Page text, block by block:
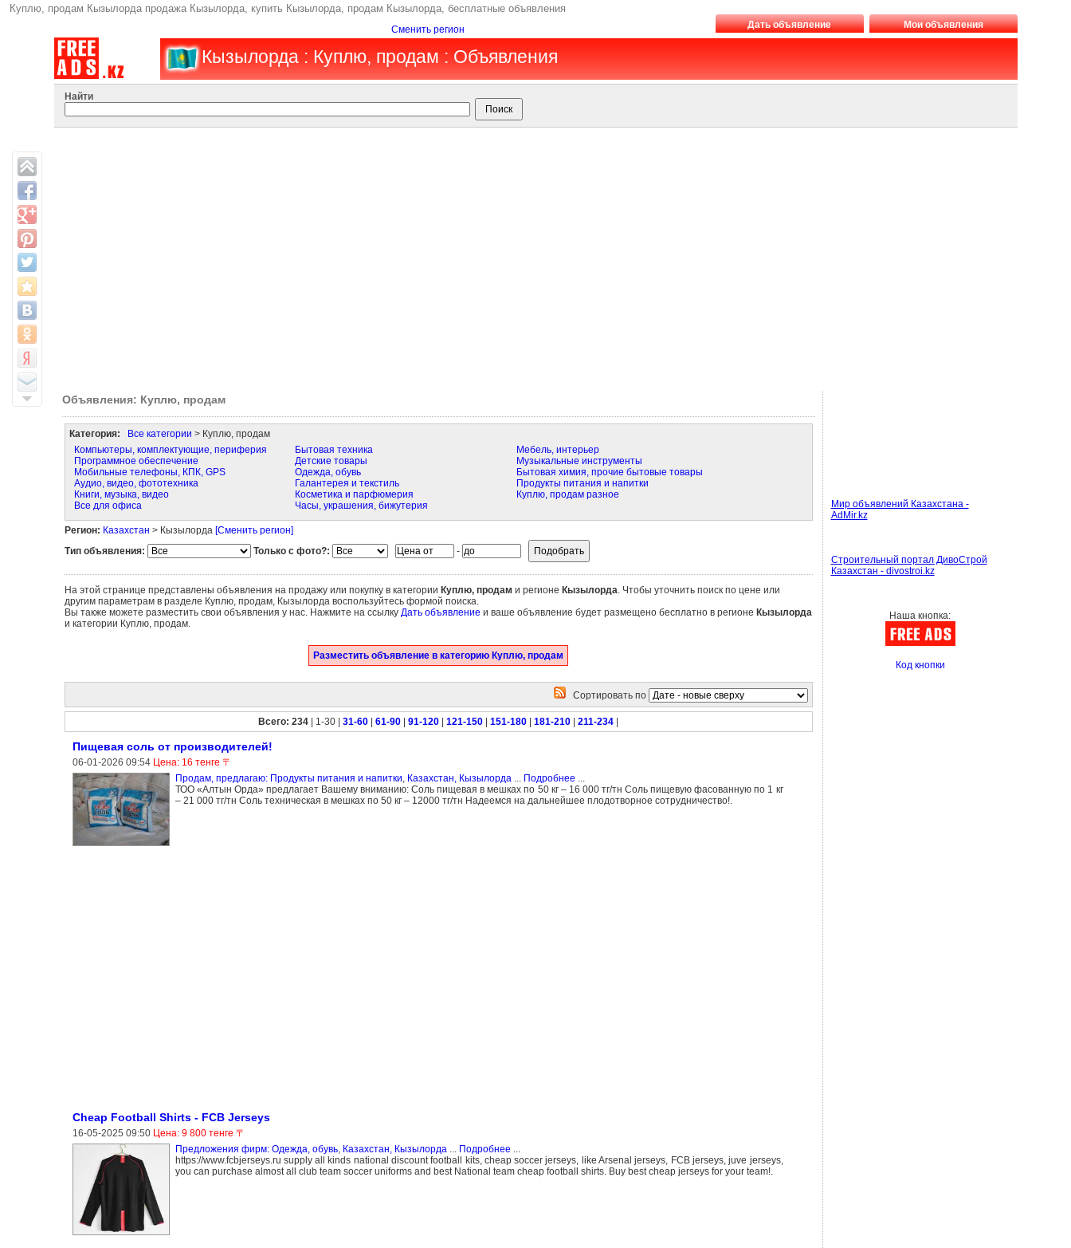
Куплю, продам Кызылорда продажа Кызылорда, купить Кызылорда, продам Кызылорда, бесплатные объявления
Сменить регион Дать объявление Мои объявления
Кызылорда : Куплю, продам : Объявления
Найти
Объявления: Куплю, продам
Категория: Все категории > Куплю, продам
Компьютеры, комплектующие, периферия
Программное обеспечение
Мобильные телефоны, КПК, GPS
Аудио, видео, фототехника
Книги, музыка, видео
Все для офиса
Бытовая техника
Детские товары
Одежда, обувь
Галантерея и текстиль
Косметика и парфюмерия
Часы, украшения, бижутерия
Мебель, интерьер
Музыкальные инструменты
Бытовая химия, прочие бытовые товары
Продукты питания и напитки
Куплю, продам разное
Регион: Казахстан > Кызылорда [Сменить регион]
Тип объявления:
Только с фото?: -
На этой странице представлены объявления на продажу или покупку в категории Куплю, продам и регионе Кызылорда. Чтобы уточнить поиск по цене или
другим параметрам в разделе Куплю, продам, Кызылорда воспользуйтесь формой поиска.
Вы также можете разместить свои объявления у нас. Нажмите на ссылку Дать объявление и ваше объявление будет размещено бесплатно в регионе Кызылорда
и категории Куплю, продам.
Разместить объявление в категорию Куплю, продам
Сортировать по
Всего: 234 | 1-30 | 31-60 61-90 91-120 121-150 151-180 181-210 211-234
Пищевая соль от производителей!
06-01-2026 09:54 Цена: 16 тенге 〒
Продам, предлагаю: Продукты питания и напитки, Казахстан, Кызылорда... Подробнее ...
ТОО «Алтын Орда» предлагает Вашему вниманию: Соль пищевая в мешках по 50 кг – 16 000 тг/тн Соль пищевую фасованную по 1 кг
– 21 000 тг/тн Соль техническая в мешках по 50 кг – 12000 тг/тн Надеемся на дальнейшее плодотворное сотрудничество!.
Cheap Football Shirts - FCB Jerseys
16-05-2025 09:50 Цена: 9 800 тенге 〒
Предложения фирм: Одежда, обувь, Казахстан, Кызылорда... Подробнее ...
https://www.fcbjerseys.ru supply all kinds national discount football kits, cheap soccer jerseys, like Arsenal jerseys, FCB jerseys, juve jerseys,
you can purchase almost all club team soccer uniforms and best National team cheap football shirts. Buy best cheap jerseys for your team!.
Мир объявлений Казахстана -
AdMir.kz
Строительный портал ДивоСтрой
Казахстан - divostroi.kz
Наша кнопка:
Код кнопки